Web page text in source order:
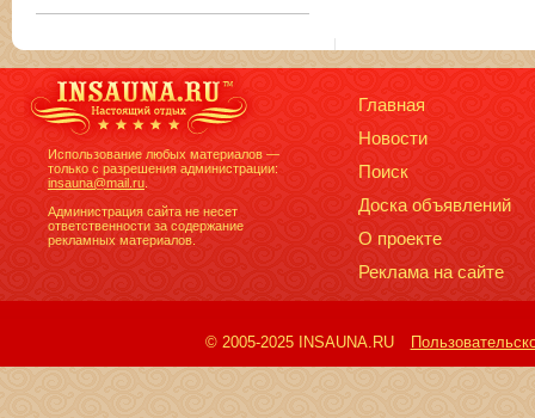
Использование любых материалов —
только с разрешения администрации:
insauna@mail.ru
Администрация сайта не несет
ответственности за содержание
рекламных материалов.
Главная
Новости
Поиск
Доска объявлений
О проекте
Реклама на сайте
© 2005-2025 INSAUNA.RU